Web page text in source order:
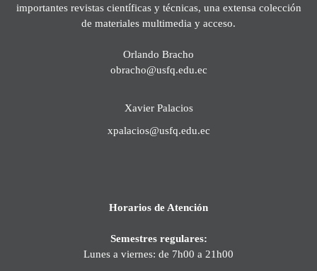
importantes revistas científicas y técnicas, una extensa colección
de materiales multimedia y acceso.
Orlando Bracho
obracho@usfq.edu.ec
Xavier Palacios
xpalacios@usfq.edu.ec
Horarios de Atención
Semestres regulares:
Lunes a viernes: de 7h00 a 21h00